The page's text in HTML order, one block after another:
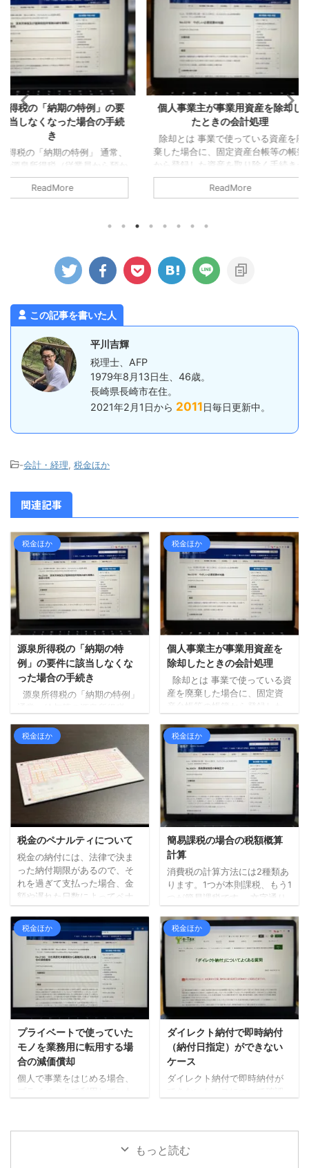
例」の要
合の手続
」 通常、
員から預か
翌月10日ま
っていま
った所得税
月までに
個人事業主が事業用資産を除却し
たときの会計処理
除却とは 事業で使っている資産を廃
棄した場合に、固定資産台帳等の帳簿
から登録した資産を取り除く手続きが
必要となります。 これを「除却」と
いいます（事業で使わなくなったケー
除却時の会計処理 個人事業主が事業
う取り扱いとなる部分があるので注意
が必要です。 個人事業主が事業用資
産を除却する場合はどうなるかという
とになります。 つまり、 ...
夏ツーリ
最近ではめ
スでソロツ
前回、夏ツ
はあるはず
この記事を書いた人
平川吉輝
税理士、AFP
1979年8月13日生、46歳。
長崎県長崎市在住。
2021年2月1日から 2011日毎日更新中。
-会計・経理, 税金ほか
関連記事
税金ほか
源泉所得税の「納期の特
例」の要件に該当しなくな
った場合の手続き
源泉所得税の「納期の特例」
税）は、預かった翌月10日ま
でに納付するのが原則となっ
ています。 従業員がいる事業
所であれば、給与は毎月支給
しているでしょうから、基本
的には毎月10日までに納めな
す。 ただ、一定の条件を満た
す事業所は、毎月ではなく半
年に1回の納付でいいですよ。
というのが、いわゆる源泉所
得税の「納期の特例」です。
具体的には、1月から6月まで
に預かった所得税を7月10日ま
で、7月から12月までに預かっ
た所得税を ...
税金ほか
個人事業主が事業用資産を
除却したときの会計処理
除却とは 事業で使っている資
産を廃棄した場合に、固定資
産台帳等の帳簿から登録した
となります。 これを「除却」
といいます（事業で使わなく
なったケースでの手続もあり
ますが、今回は廃棄した場合
についてのみ確認します）。
除却時の会計処理 個人事業主
が事業用の資産を売却する場
合、法人とは違う取り扱いと
なる部分があるので注意が必
要です。 個人事業主が事業用
るかというと、この場合「事
業所得」に含めることになり
ます。 つまり、 ...
税金ほか
税金のペナルティについて
税金の納付には、法律で決ま
った納付期限があるので、そ
れを過ぎて支払った場合、金
額や遅れた日数によってペナ
す。 このペナルティのことを
本税に対して「附帯税」と呼
びます。 「附帯税」は大きく
わけて「延滞税」と「加算
税」2つあります。 延滞税 延
滞税とは、各種税金が法定期
限までに納付されない場合
に、法定期限の翌日から納付
された日までの日数に応じて
課される税金で、感覚として
は利息に近いものと言えま
す。 ペナルティという意味で
はイメージしやすいかと。 加
税金ほか
簡易課税の場合の税額概算
計算
消費税の計算方法には2種類あ
ります。1つが本則課税、もう1
つが簡易課税です。 文字通り
原則的な計算方法で、簡易課
税は簡単な計算方法です。 本
日は簡易課税を選択している
場合に、概算で税額を計算す
る方法について確認したいと
思います。 簡易課税制度とは
簡易課税は、基準期間（前々
年）の課税売上高が5,000万円
以下の事業者が、届出を行う
ことで選択適用できる制度で
す。 本則課税はざっくり説明
すると、「預かった消費税
ー 支払った消費税 ＝ 納
める消費税」という計算方法
税金ほか
プライベートで使っていた
モノを業務用に転用する場
合の減価償却
個人で事業をはじめる場合、
例えば、自家用車を事業で使
うといったケースなど。 その
税金ほか
ダイレクト納付で即時納付
（納付日指定）ができない
ケース
ダイレクト納付で即時納付が
も、その当日に他の引き落と
し等で残高不足が発生した場
合などには、ダイレクト納付
もっと読む